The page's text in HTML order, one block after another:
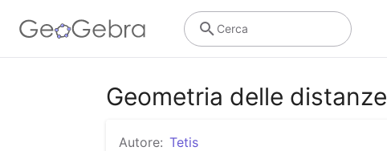
Cerca
Geometria delle distanze
Autore: Tetis